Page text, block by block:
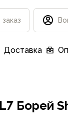
Доставка
Борей